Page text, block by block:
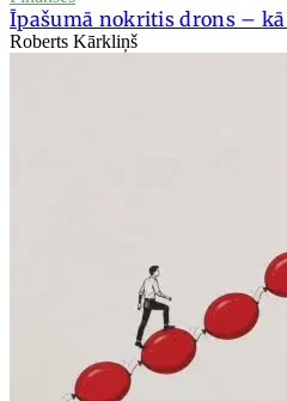
Īpašumā nokritis drons –
Roberts Kārkliņš